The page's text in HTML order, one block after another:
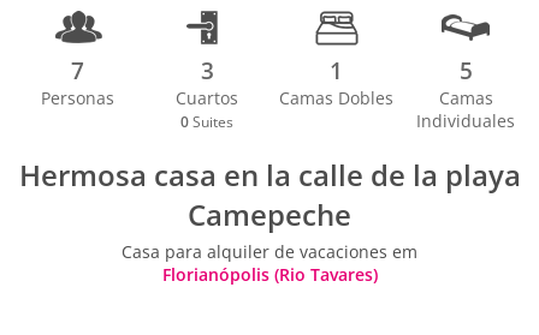
7
Personas
3
Cuartos
0 Suites
1
Camas Dobles
5
Camas
Individuales
Hermosa casa en la calle de la playa
Camepeche
Casa para alquiler de vacaciones em
Florianópolis (Rio Tavares)